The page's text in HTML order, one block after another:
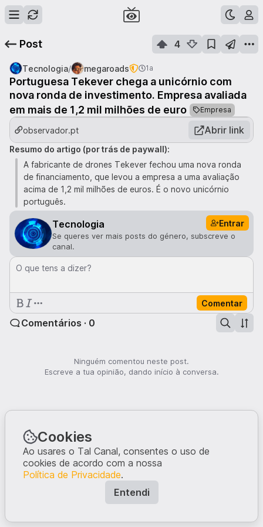
Post 4
Tecnologia/ megaroads 1a
Portuguesa Tekever chega a unicórnio com
nova ronda de investimento. Empresa avaliada
em mais de 1,2 mil milhões de euro
Empresa
observador.pt Abrir link
Resumo do artigo (por trás de paywall):
A fabricante de drones Tekever fechou uma nova ronda
de financiamento, que levou a empresa a uma avaliação
acima de 1,2 mil milhões de euros. É o novo unicórnio
português.
Tecnologia Entrar
Se queres ver mais posts do género, subscreve o
canal.
O que tens a dizer?
Comentar
Comentários · 0
Ninguém comentou neste post.
Escreve a tua opinião, dando início à conversa.
Cookies
Ao usares o Tal Canal, consentes o uso de
cookies de acordo com a nossa
Política de Privacidade.
Entendi